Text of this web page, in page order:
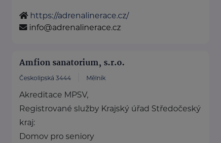
https://adrenalinerace.cz/
info@adrenalinerace.cz
Amfion sanatorium, s.r.o.
Českolipská 3444 Mělník
Akreditace MPSV,
Registrované služby Krajský úřad Středočeský
kraj:
Domov pro seniory